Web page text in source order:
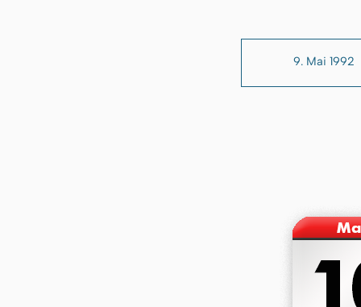
9. Mai 1992